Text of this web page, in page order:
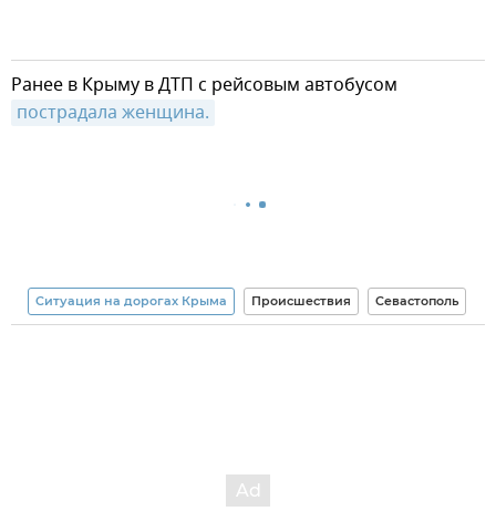
Ранее в Крыму в ДТП с рейсовым автобусом
пострадала женщина.
Ситуация на дорогах Крыма Происшествия Севастополь